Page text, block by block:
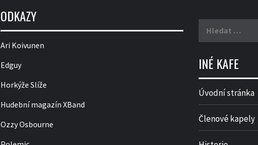
ODKAZY
Ari Koivunen
Edguy
Horkýže Slíže
Hudební magazín XBand
Ozzy Osbourne
INÉ KAFE
Úvodní stránka
Členové kapely